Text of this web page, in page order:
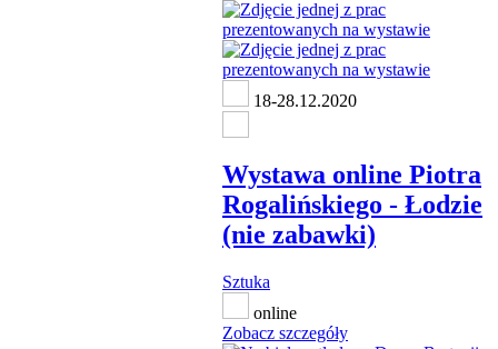
18-28.12.2020
Wystawa online Piotra
Rogalińskiego - Łodzie
(nie zabawki)
Sztuka
online
Zobacz szczegóły